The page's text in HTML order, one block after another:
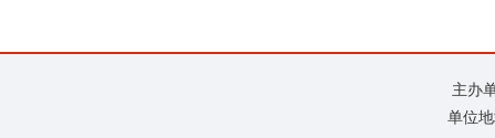
主办
单位